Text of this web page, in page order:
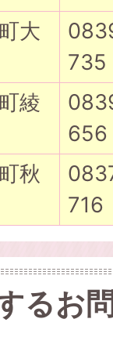
大
735
綾
656
秋
716
るお